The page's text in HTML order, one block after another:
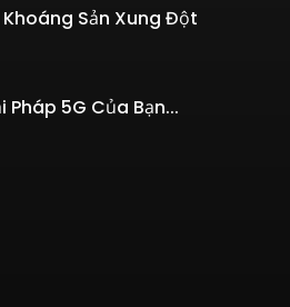
Sản Xung Đột
Pháp 5G Của Bạn...